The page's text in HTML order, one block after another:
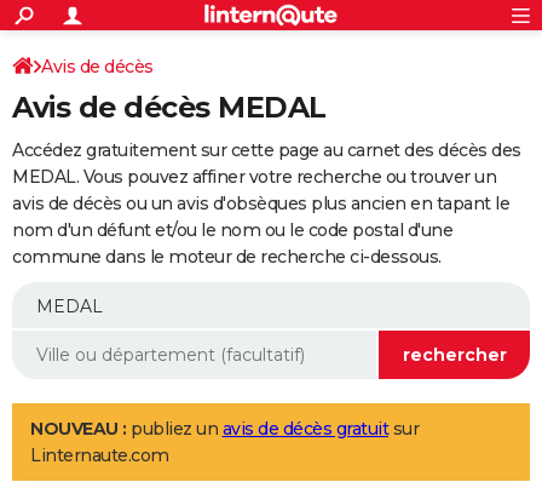
ACTUALITÉS
Politique
Société
Faits Divers
Education
Monde
Villes
+
SPORT
Coupe du monde 2026
Football
Tennis
Cyclisme
Rugby
Forum
Programme TV
TNT
Streaming
Cinéma
Sorties cinéma
Musique
+
FINANCE
Retraite
Epargne
Immobilier
Risques naturels par ville
Banque
Assurance
AUTO
Essais
Réserver un essai
Citadines
Berlines
SUV
Forum auto
+
Mobiles
Meilleur smartphone
Internet
Ordinateurs
Jeux vidéo
Guide high-tech
Aménagement intérieur
LIFESTYLE
Art de vivre
Bien-être
Loisirs
Mode
Modes de vie
Avis de décès
Avis de décès MEDAL
Accédez gratuitement sur cette page au carnet des décès des
MEDAL. Vous pouvez affiner votre recherche ou trouver un
avis de décès ou un avis d'obsèques plus ancien en tapant le
nom d'un défunt et/ou le nom ou le code postal d'une
commune dans le moteur de recherche ci-dessous.
NOUVEAU : publiez un avis de décès gratuitsur
Linternaute.com